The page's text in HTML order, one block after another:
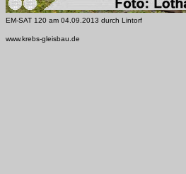
EM-SAT 120 am 04.09.2013 durch Lintorf
www.krebs-gleisbau.de